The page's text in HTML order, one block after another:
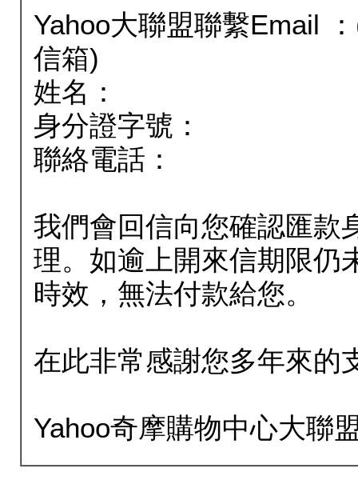
Yahoo大聯盟聯繫Email
信箱)
姓名：
身分證字號：
聯絡電話：
我們會回信向您確認匯款
理。如逾上開來信期限仍
時效，無法付款給您。
在此非常感謝您多年來的
Yahoo奇摩購物中心大